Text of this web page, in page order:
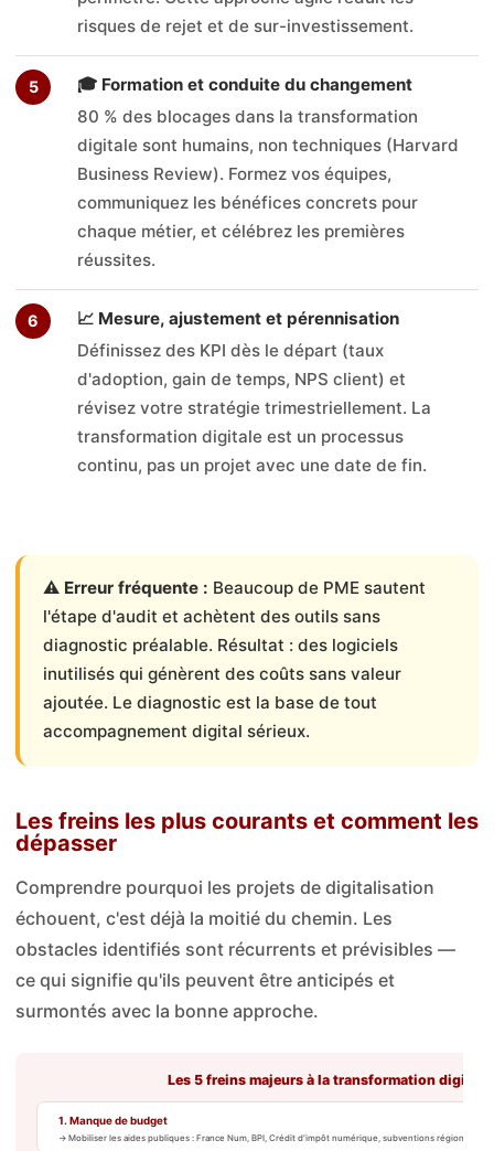
risques de rejet et de sur-investissement.
🎓 Formation et conduite du changement
80 % des blocages dans la transformation
digitale sont humains, non techniques (Harvard
Business Review). Formez vos équipes,
communiquez les bénéfices concrets pour
chaque métier, et célébrez les premières
réussites.
📈 Mesure, ajustement et pérennisation
Définissez des KPI dès le départ (taux
d'adoption, gain de temps, NPS client) et
révisez votre stratégie trimestriellement. La
transformation digitale est un processus
continu, pas un projet avec une date de fin.
⚠️ Erreur fréquente : Beaucoup de PME sautent
l'étape d'audit et achètent des outils sans
diagnostic préalable. Résultat : des logiciels
inutilisés qui génèrent des coûts sans valeur
ajoutée. Le diagnostic est la base de tout
accompagnement digital sérieux.
Les freins les plus courants et comment les
dépasser
Comprendre pourquoi les projets de digitalisation
échouent, c'est déjà la moitié du chemin. Les
obstacles identifiés sont récurrents et prévisibles —
ce qui signifie qu'ils peuvent être anticipés et
surmontés avec la bonne approche.
Les 5 freins majeurs à la transformation
1. Manque de budget
→ Mobiliser les aides publiques : France Num, BPI, Crédit d'impôt numérique, subventions régionales